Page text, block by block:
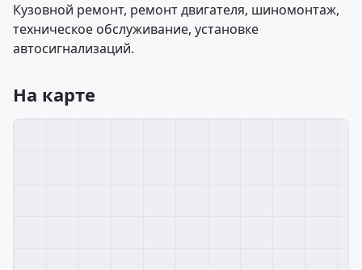
Кузовной ремонт, ремонт двигателя, шиномонтаж,
техническое обслуживание, установке
автосигнализаций.
На карте